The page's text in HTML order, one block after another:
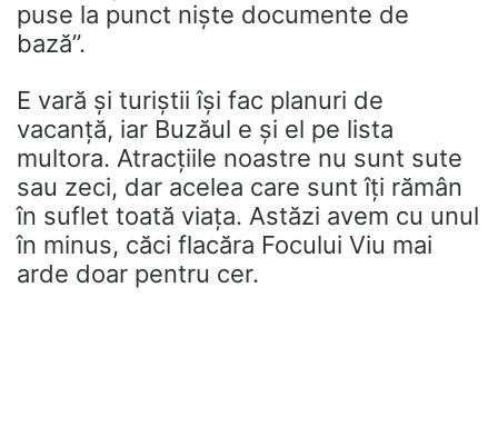
puse la punct niște documente de
bază”.
E vară și turiștii își fac planuri de
vacanță, iar Buzăul e și el pe lista
multora. Atracțiile noastre nu sunt sute
sau zeci, dar acelea care sunt îți rămân
în suflet toată viața. Astăzi avem cu unul
în minus, căci flacăra Focului Viu mai
arde doar pentru cer.